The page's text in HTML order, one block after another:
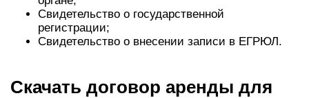
Свидетельство о государственной
регистрации;
Свидетельство о внесении записи в ЕГРЮЛ.
Скачать договор аренды для